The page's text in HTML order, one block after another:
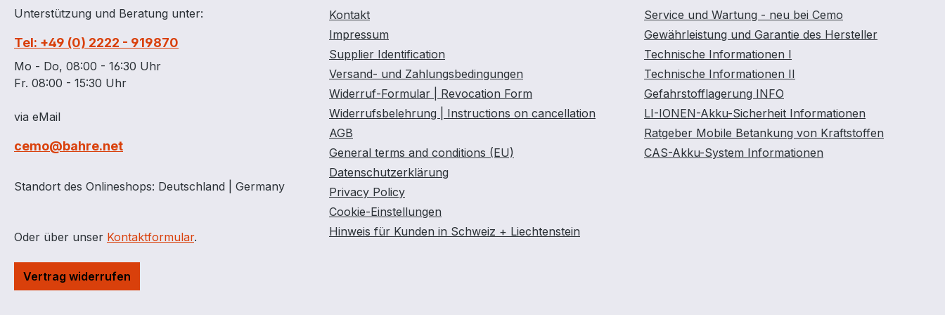
Unterstützung und Beratung unter:
Tel: +49 (0) 2222 - 919870
Mo - Do, 08:00 - 16:30 Uhr
Fr. 08:00 - 15:30 Uhr
via eMail
cemo@bahre.net
Standort des Onlineshops: Deutschland | Germany
Oder über unser Kontaktformular.
Vertrag widerrufen
Kontakt
Impressum
Supplier Identification
Versand- und Zahlungsbedingungen
Widerruf-Formular | Revocation Form
Widerrufsbelehrung | Instructions on cancellation
AGB
General terms and conditions (EU)
Datenschutzerklärung
Privacy Policy
Cookie-Einstellungen
Hinweis für Kunden in Schweiz + Liechtenstein
Service und Wartung - neu bei Cemo
Gewährleistung und Garantie des Hersteller
Technische Informationen I
Technische Informationen II
Gefahrstofflagerung INFO
LI-IONEN-Akku-Sicherheit Informationen
Ratgeber Mobile Betankung von Kraftstoffen
CAS-Akku-System Informationen